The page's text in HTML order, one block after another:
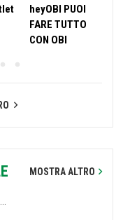
heyOBI PUOI
FARE TUTTO
CON OBI
MOSTRA ALTRO